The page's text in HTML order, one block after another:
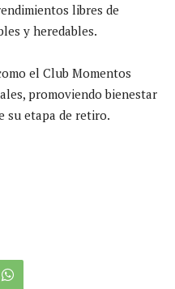
libres de
y heredables.
el Club Momentos
promoviendo bienestar
su etapa de retiro.